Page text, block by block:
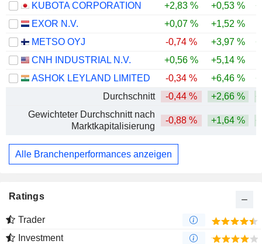
KUBOTA CORPORATION
+2,83 % +0,53 %
EXOR N.V.
+0,07 % +1,52 %
METSO OYJ
-0,74 % +3,97 %
CNH INDUSTRIAL N.V.
+0,56 % +5,14 %
ASHOK LEYLAND LIMITED
-0,34 % +6,46 %
Durchschnitt
-0,44 % +2,66 %
Gewichteter Durchschnitt nach
Marktkapitalisierung
-0,88 % +1,64 %
Alle Branchenperformances anzeigen
Ratings
Trader
Investment